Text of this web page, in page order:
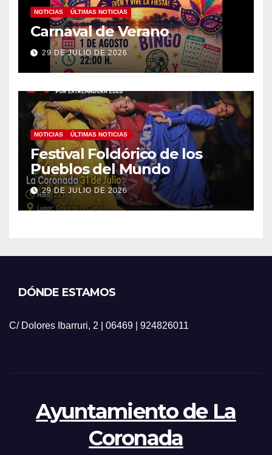
NOTICIAS ÚLTIMAS NOTICIAS
Carnaval de Verano
29 DE JULIO DE 2026
NOTICIAS ÚLTIMAS NOTICIAS
Festival Folclórico de los
Pueblos del Mundo
29 DE JULIO DE 2026
DÓNDE ESTAMOS
C/ Dolores Ibarruri, 2 | 06469 | 924826011
Ayuntamiento de La
Coronada